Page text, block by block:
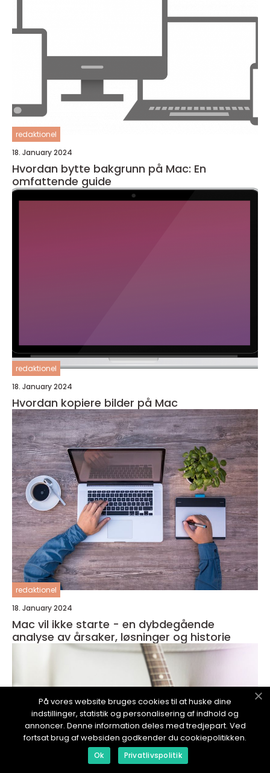
redaktionel
18. January 2024
Hvordan bytte bakgrunn på Mac: En
omfattende guide
redaktionel
18. January 2024
Hvordan kopiere bilder på Mac
redaktionel
18. January 2024
Mac vil ikke starte - en dybdegående
analyse av årsaker, løsninger og historie
På vores website bruges cookies til at huske dine
indstillinger, statistik og personalisering af indhold og
annoncer. Denne information deles med tredjepart. Ved
fortsat brug af websiden godkender du cookiepolitikken.
Ok Privatlivspolitik